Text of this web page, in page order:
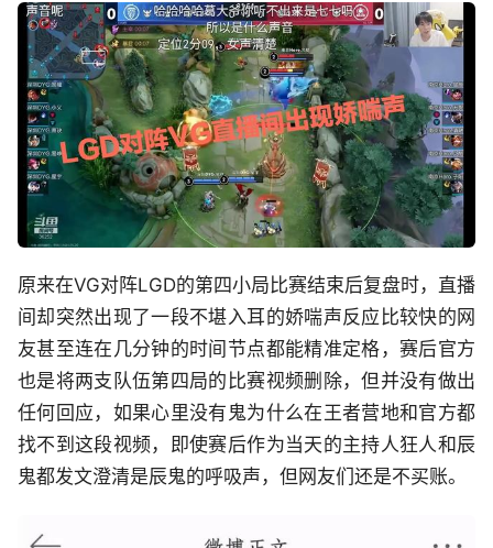
原来在VG对阵LGD的第四小局比赛结束后复盘时，直播
间却突然出现了一段不堪入耳的娇喘声反应比较快的网
友甚至连在几分钟的时间节点都能精准定格，赛后官方
也是将两支队伍第四局的比赛视频删除，但并没有做出
任何回应，如果心里没有鬼为什么在王者营地和官方都
找不到这段视频，即使赛后作为当天的主持人狂人和辰
鬼都发文澄清是辰鬼的呼吸声，但网友们还是不买账。